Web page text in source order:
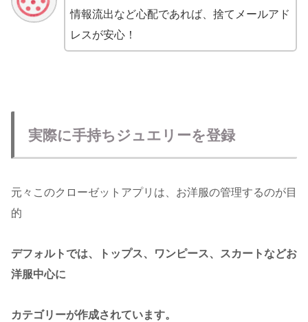
情報流出など心配であれば、捨てメールアド
レスが安心！
実際に手持ちジュエリーを登録
元々このクローゼットアプリは、お洋服の管理するのが目
的
デフォルトでは、トップス、ワンピース、スカートなどお
洋服中心に
カテゴリーが作成されています。